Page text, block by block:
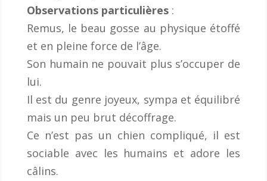
Observations particulières :
Remus, le beau gosse au physique étoffé
et en pleine force de l’âge.
Son humain ne pouvait plus s’occuper de
lui.
Il est du genre joyeux, sympa et équilibré
mais un peu brut décoffrage.
Ce n’est pas un chien compliqué, il est
sociable avec les humains et adore les
câlins.